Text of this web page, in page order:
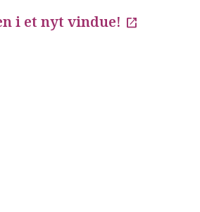
i et nyt vindue! open_in_new